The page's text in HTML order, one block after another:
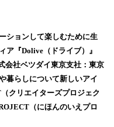
ションして楽しむために生
ア『Dolive（ドライブ）』
会社ベツダイ東京支社：東京
暮らしについて新しいアイ
クリエイターズプロジェク
（にほんのいえプロ